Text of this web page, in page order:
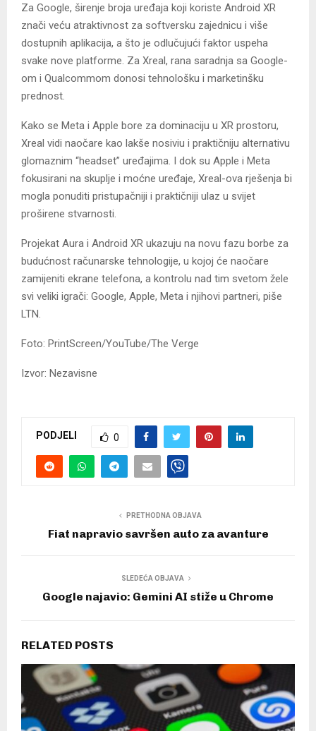
Za Google, širenje broja uređaja koji koriste Android XR
znači veću atraktivnost za softversku zajednicu i više
dostupnih aplikacija, a što je odlučujući faktor uspeha
svake nove platforme. Za Xreal, rana saradnja sa Google-
om i Qualcommom donosi tehnološku i marketinšku
prednost.
Kako se Meta i Apple bore za dominaciju u XR prostoru,
Xreal vidi naočare kao lakše nosiviu i praktičniju alternativu
glomaznim “headset” uređajima. I dok su Apple i Meta
fokusirani na skuplje i moćne uređaje, Xreal-ova rješenja bi
mogla ponuditi pristupačniji i praktičniji ulaz u svijet
proširene stvarnosti.
Projekat Aura i Android XR ukazuju na novu fazu borbe za
budućnost računarske tehnologije, u kojoj će naočare
zamijeniti ekrane telefona, a kontrolu nad tim svetom žele
svi veliki igrači: Google, Apple, Meta i njihovi partneri, piše
LTN.
Foto: PrintScreen/YouTube/The Verge
Izvor: Nezavisne
PODJELI 0
PRETHODNA OBJAVA
Fiat napravio savršen auto za avanture
SLEDEĆA OBJAVA
Google najavio: Gemini AI stiže u Chrome
RELATED POSTS